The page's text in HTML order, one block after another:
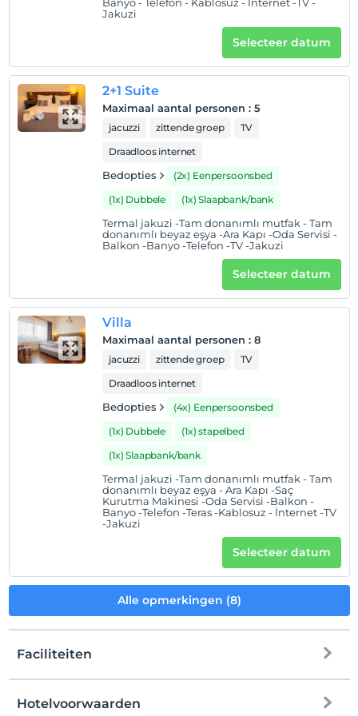
Toon op kaart
Hotelvoorwaarden
Huisdieren niet toegestaan
kinderen
Baby's jonger dan 1 worden niet in rekening gebracht
Elke kamer is gratis voor maximaal 1 kinderen jonger
Elke kamer is gratis voor maximaal 2 kinderen jonger
Jakuzi
Selecteer datum
2+1 Suite
Maximaal aantal personen : 5
jacuzzi zittende groep
TV
Draadloos internet
Bedopties
(2x) Eenpersoonsbed
(1x) Dubbele
(1x) Slaapbank/bank
Termal jakuzi -Tam donanımlı mutfak - Tam
donanımlı beyaz eşya -Ara Kapı -Oda Servisi -
Balkon -Banyo -Telefon -TV -Jakuzi
Selecteer datum
Villa
Maximaal aantal personen : 8
jacuzzi zittende groep
TV
Draadloos internet
Bedopties
(4x) Eenpersoonsbed
(1x) Dubbele
(1x) stapelbed
(1x) Slaapbank/bank
Termal jakuzi -Tam donanımlı mutfak - Tam
donanımlı beyaz eşya - Ara Kapı -Saç
Kurutma Makinesi -Oda Servisi -Balkon -
Banyo -Telefon -Teras -Kablosuz - İnternet -TV
-Jakuzi
Selecteer datum
Alle opmerkingen (8)
Faciliteiten
Hotelvoorwaarden